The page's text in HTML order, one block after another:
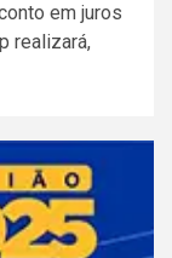
em juros
realizará,